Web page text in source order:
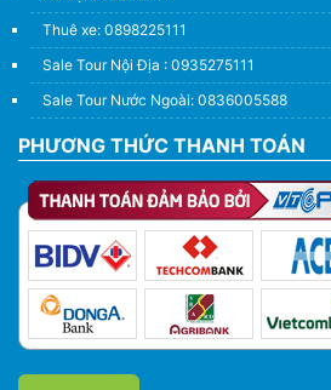
Thuê xe: 0898225111
Sale Tour Nội Địa : 0935275111
Sale Tour Nước Ngoài: 0836005588
PHƯƠNG THỨC THANH TOÁN